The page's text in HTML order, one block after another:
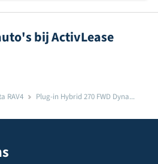
bij ActivLease
RAV4 Plug-in Hybrid 270 FWD Dyna...